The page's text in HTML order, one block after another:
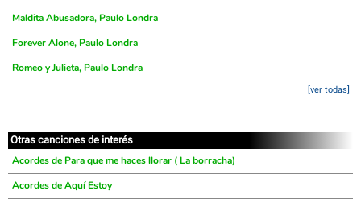
Maldita Abusadora, Paulo Londra
Forever Alone, Paulo Londra
Romeo y Julieta, Paulo Londra
[ver todas]
Otras canciones de interés
Acordes de Para que me haces llorar ( La borracha)
Acordes de Aquí Estoy